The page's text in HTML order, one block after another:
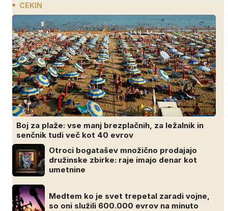
CEKIN
Boj za plaže: vse manj brezplačnih, za ležalnik in
senčnik tudi več kot 40 evrov
Otroci bogatašev množično prodajajo
družinske zbirke: raje imajo denar kot
umetnine
Medtem ko je svet trepetal zaradi vojne,
so oni služili 600.000 evrov na minuto